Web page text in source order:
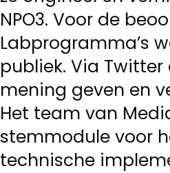
NPO3. Voor de
Labprogramma’s
publiek. Via
mening geven en
Het team van
stemmodule voor
technische